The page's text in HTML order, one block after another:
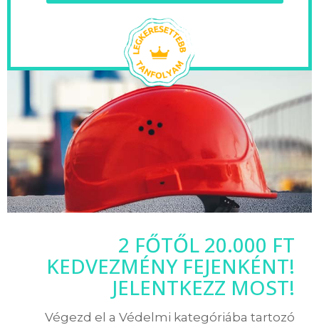
2 FŐTŐL 20.000 FT
KEDVEZMÉNY FEJENKÉNT!
JELENTKEZZ MOST!
Végezd el a Védelmi kategóriába tartozó